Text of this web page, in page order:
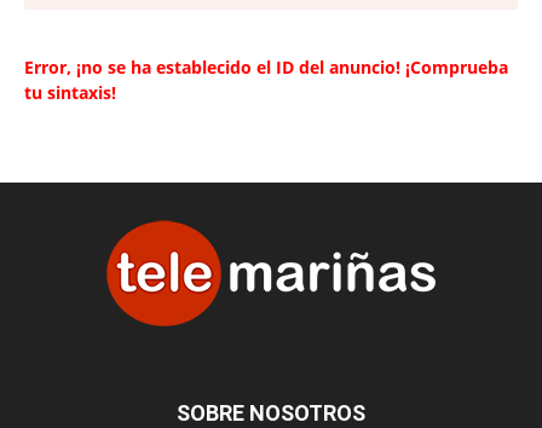
Error, ¡no se ha establecido el ID del anuncio! ¡Comprueba
tu sintaxis!
SOBRE NOSOTROS